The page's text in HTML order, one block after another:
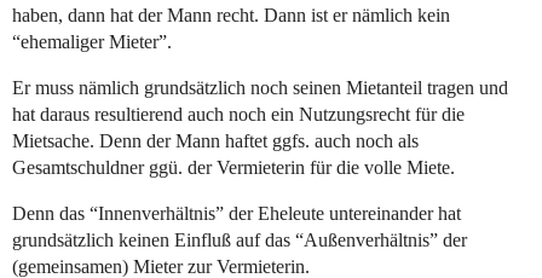
haben, dann hat der Mann recht. Dann ist er nämlich kein
“ehemaliger Mieter”.
Er muss nämlich grundsätzlich noch seinen Mietanteil tragen und
hat daraus resultierend auch noch ein Nutzungsrecht für die
Mietsache. Denn der Mann haftet ggfs. auch noch als
Gesamtschuldner ggü. der Vermieterin für die volle Miete.
Denn das “Innenverhältnis” der Eheleute untereinander hat
grundsätzlich keinen Einfluß auf das “Außenverhältnis” der
(gemeinsamen) Mieter zur Vermieterin.